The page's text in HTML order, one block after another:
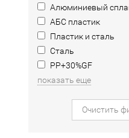
Алюминиевый
АБС пластик
Пластик и сталь
Сталь
PP+30%GF
показать еще
Очистить